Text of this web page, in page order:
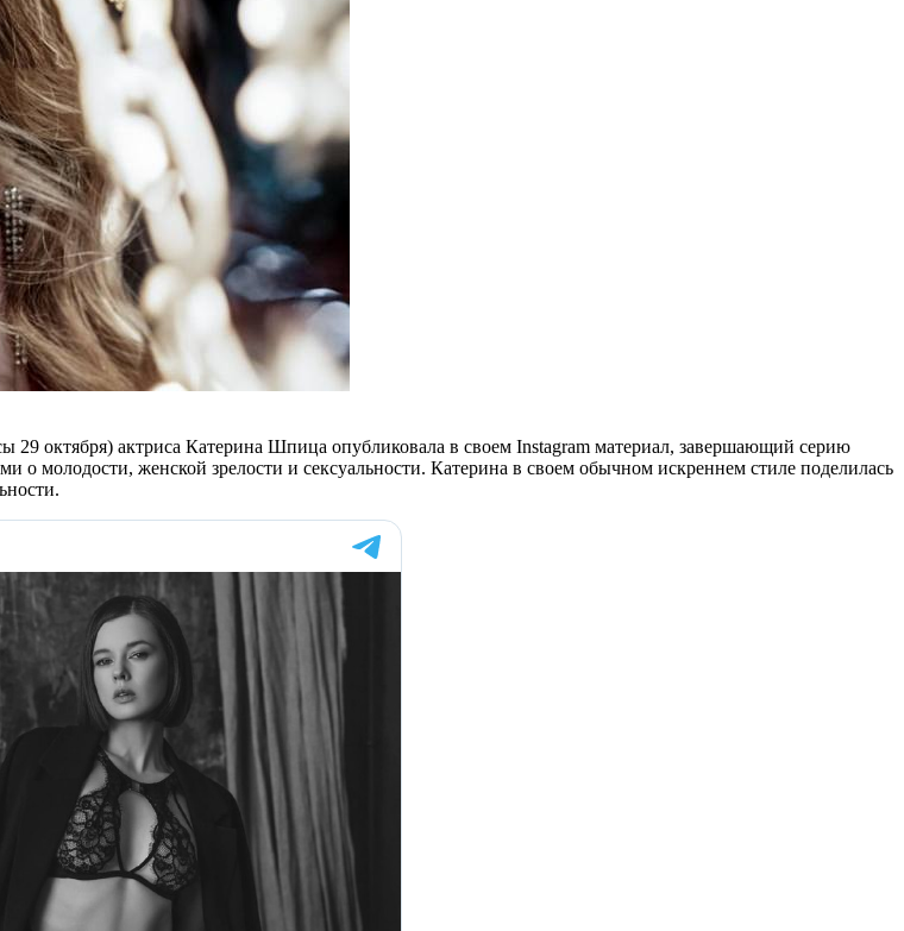
29 октября) актриса Катерина Шпица опубликовала в своем Instagram материал, завершающий серию
о молодости, женской зрелости и сексуальности. Катерина в своем обычном искреннем стиле поделилась